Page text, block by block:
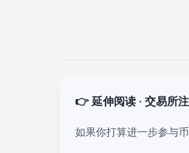
👉 延伸阅读 · 交易所
如果你打算进一步参与